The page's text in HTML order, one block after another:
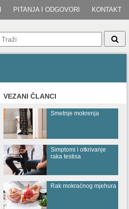
PITANJA I ODGOVORI KONTAKT
VEZANI ČLANCI
Smetnje mokrenja
Simptomi i otkrivanje
raka testisa
Rak mokraćnog mjehura